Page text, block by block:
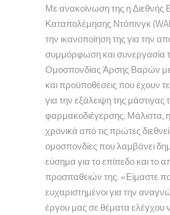
Με ανακοίνωση της η Διεθνής
Καταπολέμησης Ντόπινγκ
την ικανοποίηση της για την
συμμόρφωση και συνεργασία
Ομοσπονδίας Άρσης Βαρών με
και προϋποθέσεις που έχουν
για την εξάλειψη της μάστιγας
φαρμακοδιέγερσης. Μάλιστα, η
χρονικά από τις πρώτες
ομοσπονδίες που λαμβάνει
εύσημα για το επίπεδο και το
προσπαθειών της. «Είμαστε
ευχαριστημένοι για την
έργου μας σε θέματα ελέγχου